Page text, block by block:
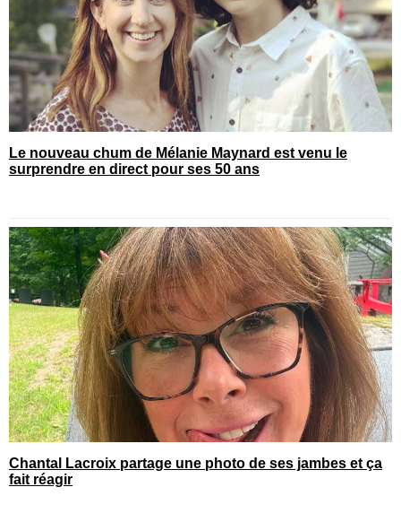
Le nouveau chum de Mélanie Maynard est venu le
surprendre en direct pour ses 50 ans
Chantal Lacroix partage une photo de ses jambes et ça
fait réagir